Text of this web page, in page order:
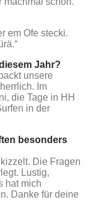
em Ofe stecki.
Jahr?
unsere
Im
die Tage in HH
in der
besonders
Die Fragen
Lustig,
hat mich
Danke für deine